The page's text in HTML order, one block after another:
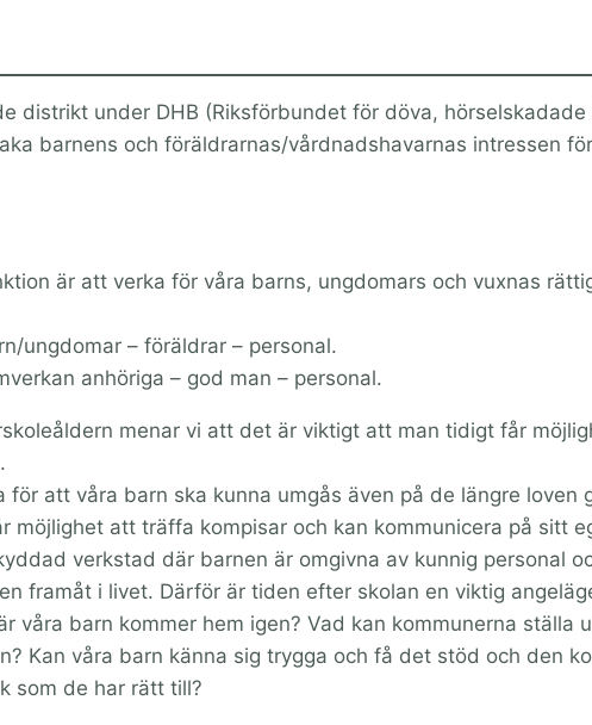
distrikt under DHB (Riksförbundet för döva,
barnens och föräldrarnas/vårdnadshavarnas intressen
är att verka för våra barns, ungdomars och vuxnas
ungdomar – föräldrar – personal.
anhöriga – god man – personal.
menar vi att det är viktigt att man tidigt får
för att våra barn ska kunna umgås även på de längre loven
möjlighet att träffa kompisar och kan kommunicera på sitt
verkstad där barnen är omgivna av kunnig personal
framåt i livet. Därför är tiden efter skolan en viktig
våra barn kommer hem igen? Vad kan kommunerna ställa
Kan våra barn känna sig trygga och få det stöd och den
som de har rätt till?